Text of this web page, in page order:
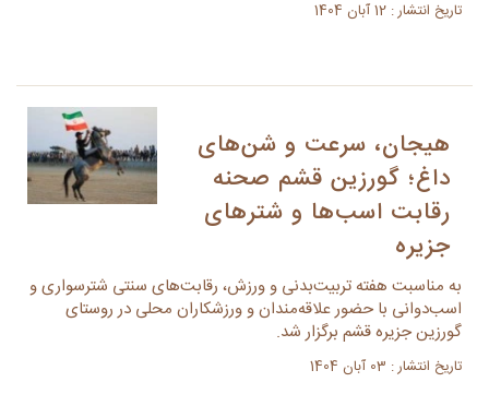
تاریخ انتشار : 12 آبان 1404
هیجان، سرعت و شن‌های
داغ؛ گورزین قشم صحنه
رقابت اسب‌ها و شترهای
جزیره
به مناسبت هفته تربیت‌بدنی و ورزش، رقابت‌های سنتی شترسواری و
اسب‌دوانی با حضور علاقه‌مندان و ورزشکاران محلی در روستای
گورزین جزیره قشم برگزار شد.
تاریخ انتشار : 03 آبان 1404